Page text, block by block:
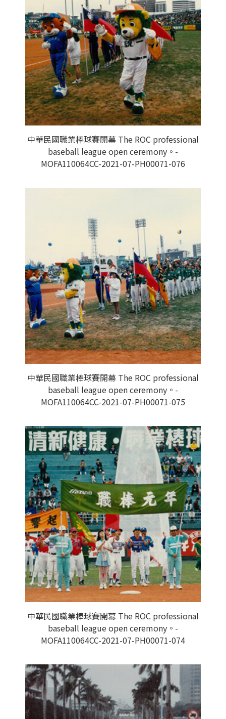
中華民國職業棒球賽開幕 The ROC professional
baseball league open ceremony。-
MOFA110064CC-2021-07-PH00071-076
中華民國職業棒球賽開幕 The ROC professional
baseball league open ceremony。-
MOFA110064CC-2021-07-PH00071-075
中華民國職業棒球賽開幕 The ROC professional
baseball league open ceremony。-
MOFA110064CC-2021-07-PH00071-074